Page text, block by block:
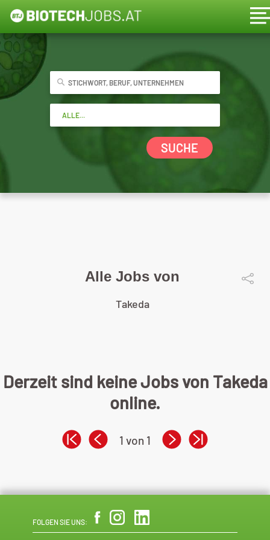
SUCHE
Alle Jobs von
Takeda
Derzeit sind keine Jobs von Takeda
online.
1 von 1
FOLGEN SIE UNS: